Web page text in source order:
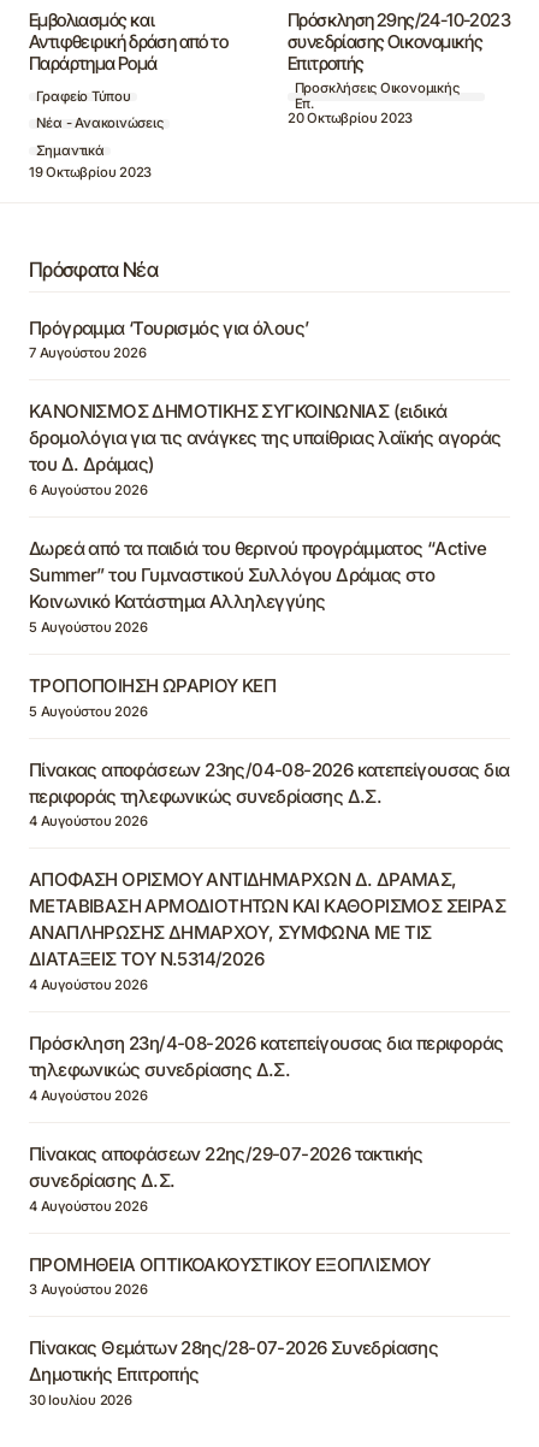
Εμβολιασμός και
Αντιφθειρική δράση από τo
Παράρτημα Ρομά
Γραφείο Τύπου
Νέα - Ανακοινώσεις
Σημαντικά
19 Οκτωβρίου 2023
Πρόσκληση 29ης/24-10-2023
συνεδρίασης Οικονομικής
Επιτροπής
Προσκλήσεις Οικονομικής
Επ.
20 Οκτωβρίου 2023
Πρόσφατα Νέα
Πρόγραμμα ‘Τουρισμός για όλους’
7 Αυγούστου 2026
ΚΑΝΟΝΙΣΜΟΣ ΔΗΜΟΤΙΚΗΣ ΣΥΓΚΟΙΝΩΝΙΑΣ (ειδικά
δρομολόγια για τις ανάγκες της υπαίθριας λαϊκής αγοράς
του Δ. Δράμας)
6 Αυγούστου 2026
Δωρεά από τα παιδιά του θερινού προγράμματος “Active
Summer” του Γυμναστικού Συλλόγου Δράμας στο
Κοινωνικό Κατάστημα Αλληλεγγύης
5 Αυγούστου 2026
ΤΡΟΠΟΠΟΙΗΣΗ ΩΡΑΡΙΟΥ ΚΕΠ
5 Αυγούστου 2026
Πίνακας αποφάσεων 23ης/04-08-2026 κατεπείγουσας δια
περιφοράς τηλεφωνικώς συνεδρίασης Δ.Σ.
4 Αυγούστου 2026
ΑΠΟΦΑΣΗ ΟΡΙΣΜΟΥ ΑΝΤΙΔΗΜΑΡΧΩΝ Δ. ΔΡΑΜΑΣ,
ΜΕΤΑΒΙΒΑΣΗ ΑΡΜΟΔΙΟΤΗΤΩΝ ΚΑΙ ΚΑΘΟΡΙΣΜΟΣ ΣΕΙΡΑΣ
ΑΝΑΠΛΗΡΩΣΗΣ ΔΗΜΑΡΧΟΥ, ΣΥΜΦΩΝΑ ΜΕ ΤΙΣ
ΔΙΑΤΑΞΕΙΣ ΤΟΥ Ν.5314/2026
4 Αυγούστου 2026
Πρόσκληση 23η/4-08-2026 κατεπείγουσας δια περιφοράς
τηλεφωνικώς συνεδρίασης Δ.Σ.
4 Αυγούστου 2026
Πίνακας αποφάσεων 22ης/29-07-2026 τακτικής
συνεδρίασης Δ.Σ.
4 Αυγούστου 2026
ΠΡΟΜΗΘΕΙΑ ΟΠΤΙΚΟΑΚΟΥΣΤΙΚΟΥ ΕΞΟΠΛΙΣΜΟΥ
3 Αυγούστου 2026
Πίνακας Θεμάτων 28ης/28-07-2026 Συνεδρίασης
Δημοτικής Επιτροπής
30 Ιουλίου 2026